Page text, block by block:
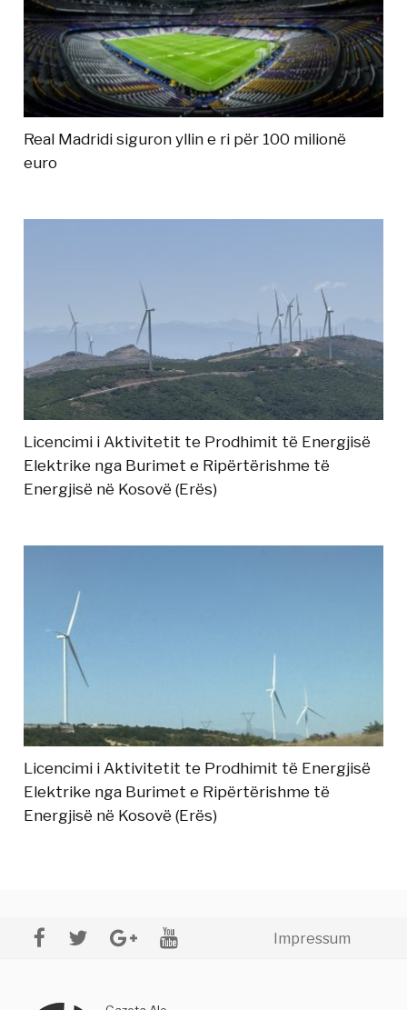
Real Madridi siguron yllin e ri për 100 milionë
euro
Licencimi i Aktivitetit te Prodhimit të Energjisë
Elektrike nga Burimet e Ripërtërishme të
Energjisë në Kosovë (Erës)
Licencimi i Aktivitetit te Prodhimit të Energjisë
Elektrike nga Burimet e Ripërtërishme të
Energjisë në Kosovë (Erës)
Impressum